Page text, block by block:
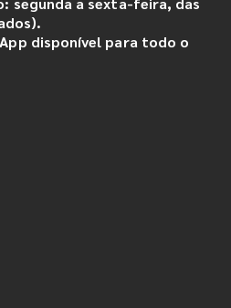
disponível para todo o